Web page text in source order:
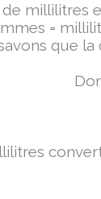
millilitres
=
que